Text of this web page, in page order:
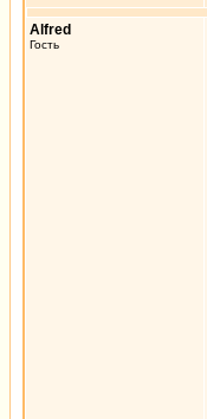
Alfred
Гость